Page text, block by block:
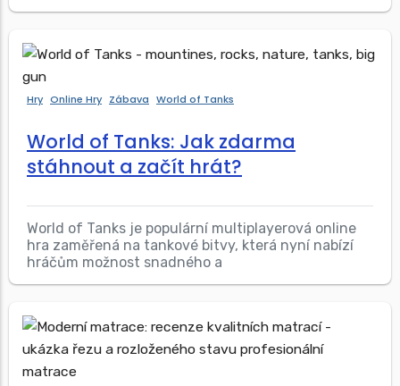
Hry Online Hry Zábava World of Tanks
World of Tanks: Jak zdarma
stáhnout a začít hrát?
World of Tanks je populární multiplayerová online
hra zaměřená na tankové bitvy, která nyní nabízí
hráčům možnost snadného a